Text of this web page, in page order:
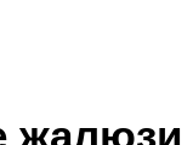
жалюзи